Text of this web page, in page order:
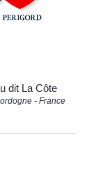
dit La Côte
- France